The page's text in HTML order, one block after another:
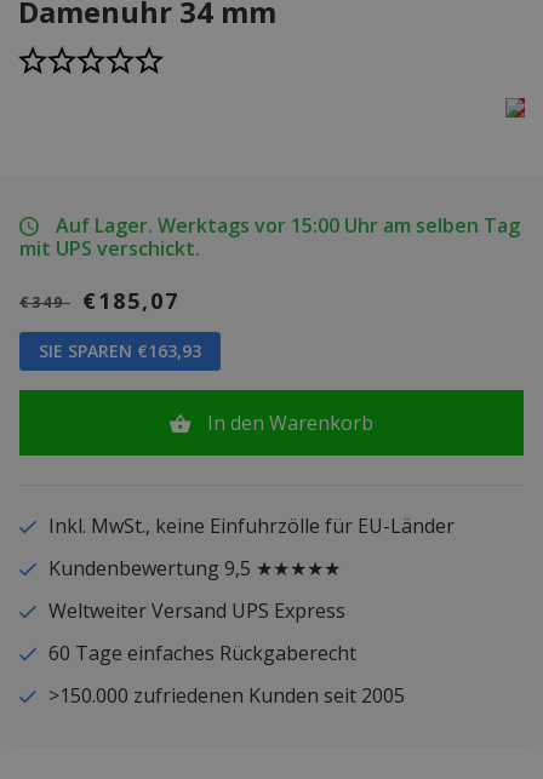
Damenuhr 34 mm
Auf Lager. Werktags vor 15:00 Uhr am selben Tag
mit UPS verschickt.
€349 €185,07
SIE SPAREN €163,93
In den Warenkorb
Inkl. MwSt., keine Einfuhrzölle für EU-Länder
Kundenbewertung 9,5 ★★★★★
Weltweiter Versand UPS Express
60 Tage einfaches Rückgaberecht
>150.000 zufriedenen Kunden seit 2005